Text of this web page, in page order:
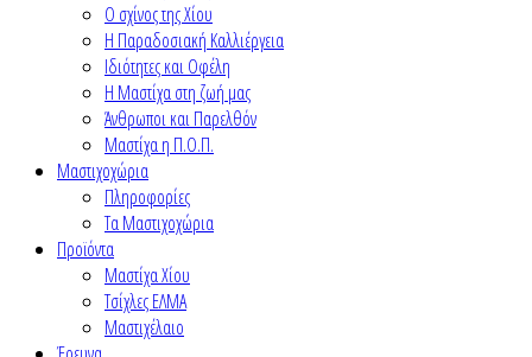
Ο σχίνος της Χίου
Η Παραδοσιακή Καλλιέργεια
Ιδιότητες και Οφέλη
Η Μαστίχα στη ζωή μας
Άνθρωποι και Παρελθόν
Μαστίχα η Π.Ο.Π.
Μαστιχοχώρια
Πληροφορίες
Τα Μαστιχοχώρια
Προϊόντα
Μαστίχα Χίου
Τσίχλες ΕΛΜΑ
Μαστιχέλαιο